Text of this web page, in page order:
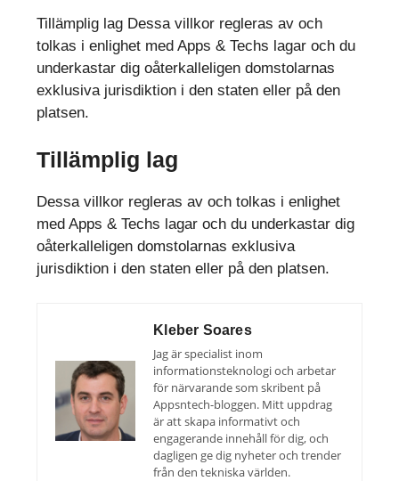
Tillämplig lag Dessa villkor regleras av och
tolkas i enlighet med Apps & Techs lagar och du
underkastar dig oåterkalleligen domstolarnas
exklusiva jurisdiktion i den staten eller på den
platsen.
Tillämplig lag
Dessa villkor regleras av och tolkas i enlighet
med Apps & Techs lagar och du underkastar dig
oåterkalleligen domstolarnas exklusiva
jurisdiktion i den staten eller på den platsen.
Kleber Soares
Jag är specialist inom
informationsteknologi och arbetar
för närvarande som skribent på
Appsntech-bloggen. Mitt uppdrag
är att skapa informativt och
engagerande innehåll för dig, och
dagligen ge dig nyheter och trender
från den tekniska världen.